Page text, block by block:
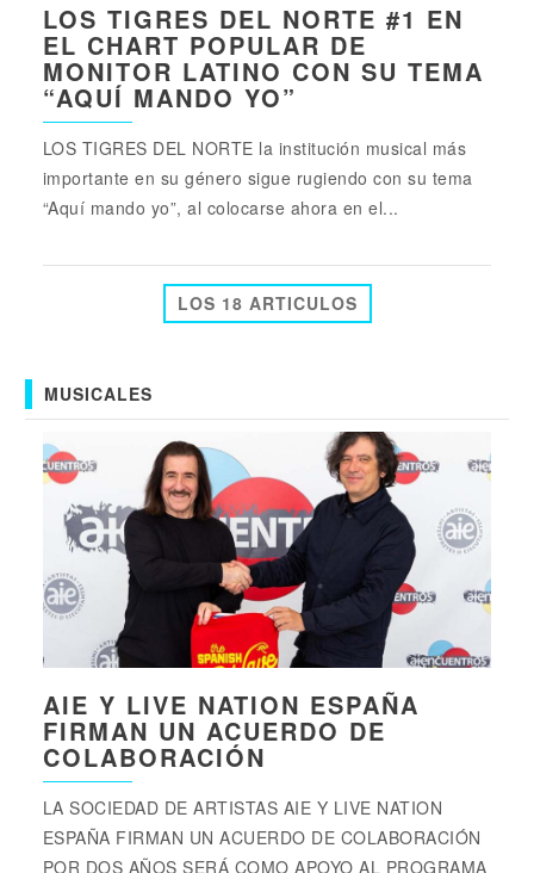
LOS TIGRES DEL NORTE #1 EN
EL CHART POPULAR DE
MONITOR LATINO CON SU TEMA
“AQUÍ MANDO YO”
LOS TIGRES DEL NORTE la institución musical más
importante en su género sigue rugiendo con su tema
“Aquí mando yo”, al colocarse ahora en el...
LOS 18 ARTICULOS
MUSICALES
AIE Y LIVE NATION ESPAÑA
FIRMAN UN ACUERDO DE
COLABORACIÓN
LA SOCIEDAD DE ARTISTAS AIE Y LIVE NATION
ESPAÑA FIRMAN UN ACUERDO DE COLABORACIÓN
POR DOS AÑOS SERÁ COMO APOYO AL PROGRAMA